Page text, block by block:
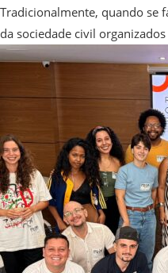
Tradicionalmente, quando se
da sociedade civil